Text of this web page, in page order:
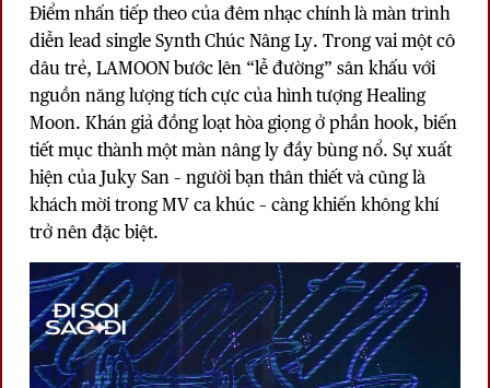
Điểm nhấn tiếp theo của đêm nhạc chính là màn trình
diễn lead single Synth Chúc Nâng Ly. Trong vai một cô
dâu trẻ, LAMOON bước lên “lễ đường” sân khấu với
nguồn năng lượng tích cực của hình tượng Healing
Moon. Khán giả đồng loạt hòa giọng ở phần hook, biến
tiết mục thành một màn nâng ly đầy bùng nổ. Sự xuất
hiện của Juky San – người bạn thân thiết và cũng là
khách mời trong MV ca khúc – càng khiến không khí
trở nên đặc biệt.